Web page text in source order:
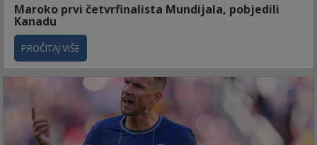
Maroko prvi četvrfinalista Mundijala, pobjedili
Kanadu
PROČITAJ VIŠE